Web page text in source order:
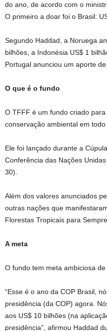
do ano, de acordo com o
O primeiro a doar foi o Brasil:
Segundo Haddad, a Noruega
bilhões, a Indonésia US$ 1
Portugal anunciou um aporte de
O que é o fundo
O TFFF é um fundo criado
conservação ambiental em todo
Ele foi lançado durante a
Conferência das Nações
30).
Além dos valores anunciados
outras nações que
Florestas Tropicais para Sempre.
A meta
O fundo tem meta ambiciosa
“Esse é o ano da COP Brasil,
presidência (da COP) agora.
aos US$ 10 bilhões (na
presidência”, afirmou Haddad